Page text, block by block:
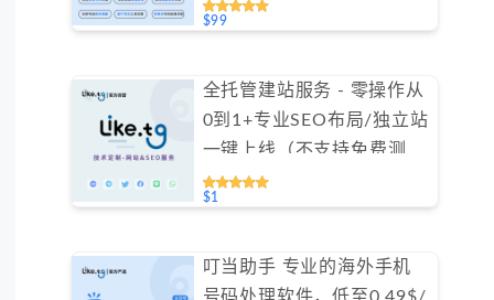
$99
全托管建站服务 - 零操作从
0到1+专业SEO布局/独立站
一键上线（不支持免费测
试）
$1
叮当助手 专业的海外手机
号码处理软件，低至0.49$/